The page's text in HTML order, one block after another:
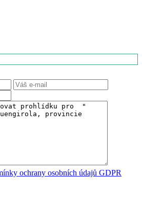
ochrany osobních údajů GDPR